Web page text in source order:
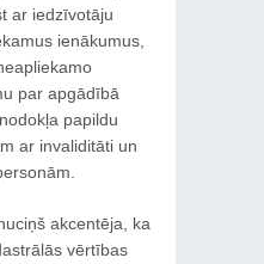
ar iedzīvotāju
ienākumus,
par apgādībā
papildu
ar invaliditāti un
akcentēja, ka
vērtības